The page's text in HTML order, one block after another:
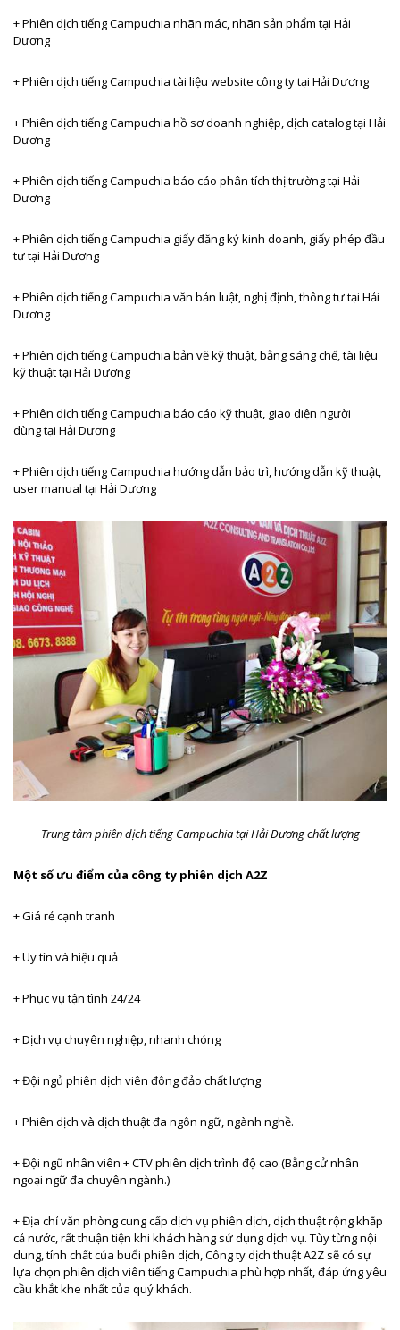
+ Phiên dịch tiếngCampuchia nhãn mác, nhãn sản phẩm tại Hải
Dương
+ Phiên dịch tiếngCampuchia tài liệu website công ty tại Hải Dương
+ Phiên dịch tiếngCampuchia hồ sơ doanh nghiệp, dịch catalog tại Hải
Dương
+ Phiên dịch tiếngCampuchia báo cáo phân tích thị trường tại Hải
Dương
+ Phiên dịch tiếngCampuchia giấy đăng ký kinh doanh, giấy phép đầu
tư tại Hải Dương
+ Phiên dịch tiếngCampuchia văn bản luật, nghị định, thông tư tại Hải
Dương
+ Phiên dịch tiếngCampuchia bản vẽ kỹ thuật, bằng sáng chế, tài liệu
kỹ thuật tại Hải Dương
+ Phiên dịch tiếngCampuchia báo cáo kỹ thuật, giao diện người
dùng tại Hải Dương
+ Phiên dịch tiếngCampuchia hướng dẫn bảo trì, hướng dẫn kỹ thuật,
user manual tại Hải Dương
Trung tâm phiên dịch tiếng Campuchia tại Hải Dương chất lượng
Một số ưu điểm của công ty phiên dịch A2Z
+ Giá rẻ cạnh tranh
+ Uy tín và hiệu quả
+ Phục vụ tận tình 24/24
+ Dịch vụ chuyên nghiệp, nhanh chóng
+ Đội ngủ phiên dịch viên đông đảo chất lượng
+ Phiên dịch và dịch thuật đa ngôn ngữ, ngành nghề.
+ Đội ngũ nhân viên + CTV phiên dịch trình độ cao (Bằng cử nhân
ngoại ngữ đa chuyên ngành.)
+ Địa chỉ văn phòng cung cấp dịch vụ phiên dịch, dịch thuật rộng khắp
cả nước, rất thuận tiện khi khách hàng sử dụng dịch vụ. Tùy từng nội
dung, tính chất của buổi phiên dịch, Công ty dịch thuật A2Z sẽ có sự
lựa chọn phiên dịch viên tiếng Campuchia phù hợp nhất, đáp ứng yêu
cầu khắt khe nhất của quý khách.